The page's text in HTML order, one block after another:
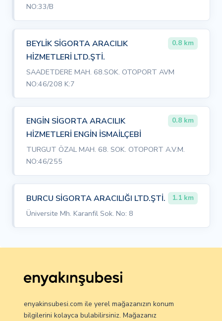
NO:33/B
BEYLİK SİGORTA ARACILIK
HİZMETLERİ LTD.ŞTİ.
0.8 km
SAADETDERE MAH. 68.SOK. OTOPORT AVM
NO:46/208 K:7
ENGİN SİGORTA ARACILIK
HİZMETLERİ ENGİN İSMAİLÇEBİ
0.8 km
TURGUT ÖZAL MAH. 68. SOK. OTOPORT A.V.M.
NO:46/255
BURCU SİGORTA ARACILIĞI LTD.ŞTİ. 1.1 km
Üniversite Mh. Karanfil Sok. No: 8
enyakinsubesi.com ile yerel mağazanızın konum
bilgilerini kolayca bulabilirsiniz. Mağazanız